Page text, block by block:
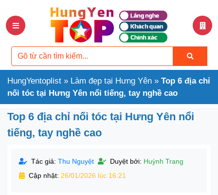
HungYentoplist » Làm đẹp tại Hưng Yên » Top 6 địa chỉ
nối tóc tại Hưng Yên nổi tiếng, tay nghề cao
Top 6 địa chỉ nối tóc tại Hưng Yên nổi
tiếng, tay nghề cao
Tác giả: Thu Nguyệt Duyệt bởi: Huỳnh Trang
Cập nhật: 26/01/2026 lúc 16:21